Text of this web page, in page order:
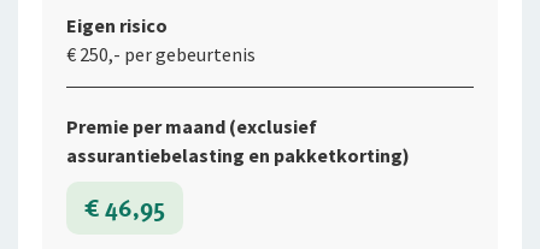
Eigen risico
€ 250,- per gebeurtenis
Premie per maand (exclusief
assurantiebelasting en pakketkorting)
€ 46,95